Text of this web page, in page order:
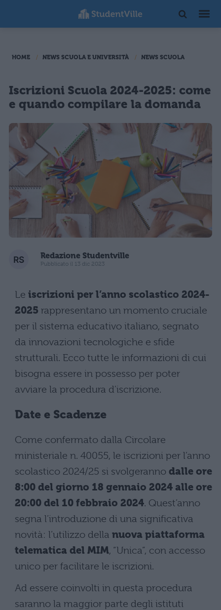
HOME NEWS SCUOLA E UNIVERSITÀ NEWS SCUOLA
Iscrizioni Scuola 2024-2025: come
e quando compilare la domanda
Redazione Studentville
Pubblicato il 13 dic 2023
Le iscrizioni per l’anno scolastico 2024-
2025 rappresentano un momento cruciale
per il sistema educativo italiano, segnato
da innovazioni tecnologiche e sfide
strutturali. Ecco tutte le informazioni di cui
bisogna essere in possesso per poter
avviare la procedura d’iscrizione.
Date e Scadenze
Come confermato dalla Circolare
ministeriale n. 40055, le iscrizioni per l’anno
scolastico 2024/25 si svolgeranno dalle ore
8:00 del giorno 18 gennaio 2024 alle ore
20:00 del 10 febbraio 2024. Quest’anno
segna l’introduzione di una significativa
novità: l’utilizzo della nuova piattaforma
telematica del MIM, “Unica”, con accesso
unico per facilitare le iscrizioni.
Ad essere coinvolti in questa procedura
saranno la maggior parte degli istituti